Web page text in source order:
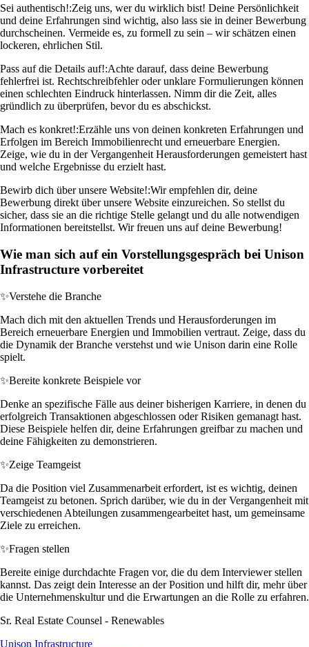
Sei authentisch!:Zeig uns, wer du wirklich bist! Deine Persönlichkeit
und deine Erfahrungen sind wichtig, also lass sie in deiner Bewerbung
durchscheinen. Vermeide es, zu formell zu sein – wir schätzen einen
lockeren, ehrlichen Stil.
Pass auf die Details auf!:Achte darauf, dass deine Bewerbung
fehlerfrei ist. Rechtschreibfehler oder unklare Formulierungen können
einen schlechten Eindruck hinterlassen. Nimm dir die Zeit, alles
gründlich zu überprüfen, bevor du es abschickst.
Mach es konkret!:Erzähle uns von deinen konkreten Erfahrungen und
Erfolgen im Bereich Immobilienrecht und erneuerbare Energien.
Zeige, wie du in der Vergangenheit Herausforderungen gemeistert hast
und welche Ergebnisse du erzielt hast.
Bewirb dich über unsere Website!:Wir empfehlen dir, deine
Bewerbung direkt über unsere Website einzureichen. So stellst du
sicher, dass sie an die richtige Stelle gelangt und du alle notwendigen
Informationen bereitstellst. Wir freuen uns auf deine Bewerbung!
Wie man sich auf ein Vorstellungsgespräch bei Unison
Infrastructure vorbereitet
✨Verstehe die Branche
Mach dich mit den aktuellen Trends und Herausforderungen im
Bereich erneuerbare Energien und Immobilien vertraut. Zeige, dass du
die Dynamik der Branche verstehst und wie Unison darin eine Rolle
spielt.
✨Bereite konkrete Beispiele vor
Denke an spezifische Fälle aus deiner bisherigen Karriere, in denen du
erfolgreich Transaktionen abgeschlossen oder Risiken gemanagt hast.
Diese Beispiele helfen dir, deine Erfahrungen greifbar zu machen und
deine Fähigkeiten zu demonstrieren.
✨Zeige Teamgeist
Da die Position viel Zusammenarbeit erfordert, ist es wichtig, deinen
Teamgeist zu betonen. Sprich darüber, wie du in der Vergangenheit mit
verschiedenen Abteilungen zusammengearbeitet hast, um gemeinsame
Ziele zu erreichen.
✨Fragen stellen
Bereite einige durchdachte Fragen vor, die du dem Interviewer stellen
kannst. Das zeigt dein Interesse an der Position und hilft dir, mehr über
die Unternehmenskultur und die Erwartungen an die Rolle zu erfahren.
Sr. Real Estate Counsel - Renewables
Unison Infrastructure